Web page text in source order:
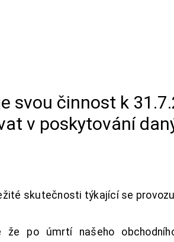
svou činnost k
v poskytování
skutečnosti týkající se
že po úmrtí našeho